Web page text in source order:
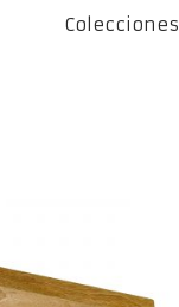
Colecciones